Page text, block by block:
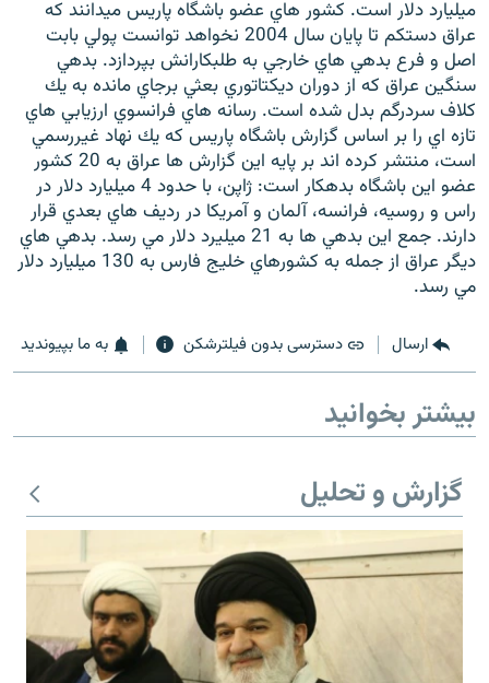
ميليارد دلار است. كشور هاي عضو باشگاه پاريس ميدانند كه
عراق دستكم تا پايان سال 2004 نخواهد توانست پولي بابت
اصل و فرع بدهي هاي خارجي به طلبكارانش بپردازد. بدهي
سنگين عراق كه از دوران ديكتاتوري بعثي برجاي مانده به يك
كلاف سردرگم بدل شده است. رسانه هاي فرانسوي ارزيابي هاي
تازه اي را بر اساس گزارش باشگاه پاريس كه يك نهاد غيررسمي
است، منتشر كرده اند بر پايه اين گزارش ها عراق به 20 كشور
عضو اين باشگاه بدهكار است: ژاپن، با حدود 4 ميليارد دلار در
راس و روسيه، فرانسه، آلمان و آمريكا در رديف هاي بعدي قرار
دارند. جمع اين بدهي ها به 21 ميليرد دلار مي رسد. بدهي هاي
ديگر عراق از جمله به كشورهاي خليج فارس به 130 ميليارد دلار
مي رسد.
ارسال دسترسی بدون فیلترشکن به ما بپیوندید
بیشتر بخوانید
گزارش و تحلیل